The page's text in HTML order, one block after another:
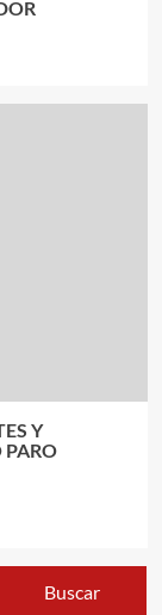
Y